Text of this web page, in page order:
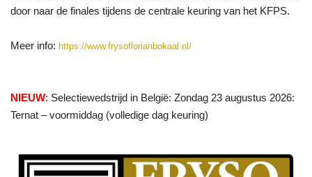
door naar de finales tijdens de centrale keuring van het KFPS.
Meer info: https://www.frysoflorianbokaal.nl/
NIEUW: Selectiewedstrijd in België: Zondag 23 augustus 2026:
Ternat – voormiddag (volledige dag keuring)